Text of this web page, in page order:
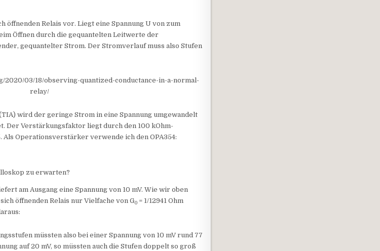
öffnenden Relais vor. Liegt eine Spannung U von zum
Öffnen durch die gequantelten Leitwerte der
gequantelter Strom. Der Stromverlauf muss also Stufen
2020/03/18/observing-quantized-conductance-in-a-normal-
relay/
wird der geringe Strom in eine Spannung umgewandelt
Der Verstärkungsfaktor liegt durch den 100 kOhm-
Als Operationsverstärker verwende ich den OPA354:
zu erwarten?
am Ausgang eine Spannung von 10 mV. Wie wir oben
öffnenden Relais nur Vielfache von G0 = 1/12941 Ohm
müssten also bei einer Spannung von 10 mV rund 77
auf 20 mV, so müssten auch die Stufen doppelt so groß